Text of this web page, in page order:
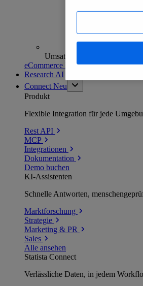
Umsatzanalysen und -
eCommerce Insights entdecken
Research AI
Connect Neu
Produkt
Flexible Integration für jede
Rest API
MCP
Integrationen
Dokumentation
Demo buchen
KI-Assistenten
Schnelle Antworten,
Marktforschung
Strategie
Marketing & PR
Sales
Alle ansehen
Statista Connect
Verlässliche Daten, in jedem